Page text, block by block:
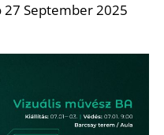
27 September 2025